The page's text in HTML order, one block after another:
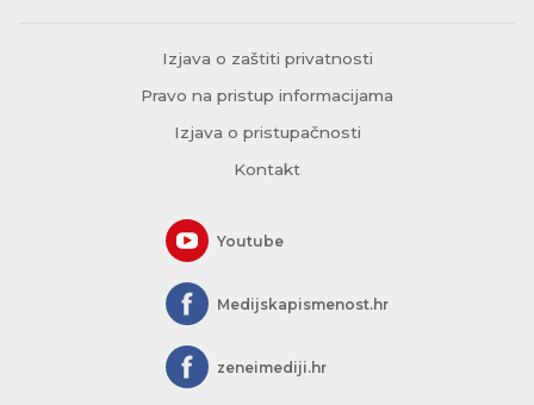
Izjava o zaštiti privatnosti
Pravo na pristup informacijama
Izjava o pristupačnosti
Kontakt
Youtube
Medijskapismenost.hr
zeneimediji.hr